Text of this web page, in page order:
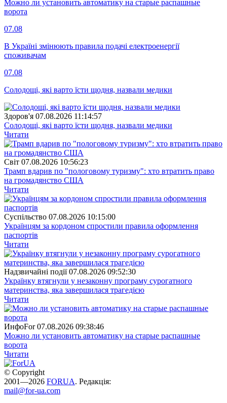
Можно ли установить автоматику на старые распашные
ворота
07.08
В Україні змінюють правила подачі електроенергії
споживачам
07.08
Солодощі, які варто їсти щодня, назвали медики
Здоров'я 07.08.2026 11:14:57
Солодощі, які варто їсти щодня, назвали медики
Читати
Свiт 07.08.2026 10:56:23
Трамп вдарив по "пологовому туризму": хто втратить право
на громадянство США
Читати
Суспiльство 07.08.2026 10:15:00
Українцям за кордоном спростили правила оформлення
паспортів
Читати
Надзвичайні події 07.08.2026 09:52:30
Українку втягнули у незаконну програму сурогатного
материнства, яка завершилася трагедією
Читати
ИнфоFor 07.08.2026 09:38:46
Можно ли установить автоматику на старые распашные
ворота
Читати
© Copyright
2001—2026 FORUA. Редакція:
mail@for-ua.com